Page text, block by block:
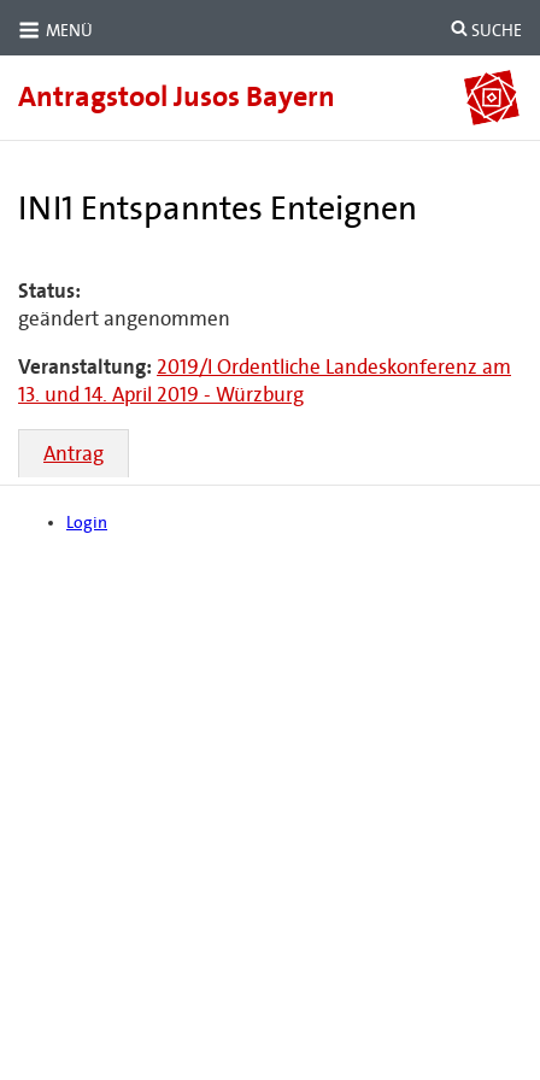
MENÜ SUCHE
Antragstool Jusos Bayern
INI1 Entspanntes Enteignen
Status:
geändert angenommen
Veranstaltung: 2019/I Ordentliche Landeskonferenz am
13. und 14. April 2019 - Würzburg
Antrag
Login